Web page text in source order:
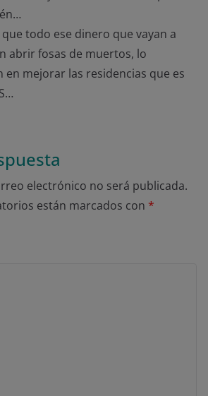
todo ese dinero que vayan a
abrir fosas de muertos, lo
en mejorar las residencias que es
electrónico no será publicada.
están marcados con *